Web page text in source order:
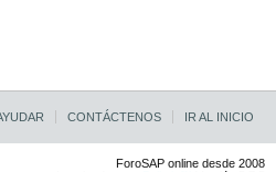
CONTÁCTENOS IR AL INICIO
ForoSAP online desde 2008